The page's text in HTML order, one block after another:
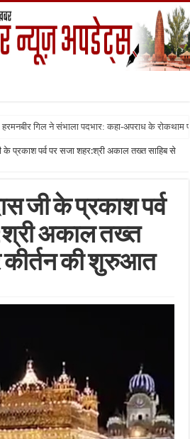
गिल ने संभाला पदभार: कहा-अपराध के रोकथाम
के प्रकाश पर्व पर सजा शहर:श्री अकाल तख्त साहिब से
जी के प्रकाश पर्व
अकाल तख्त
कीर्तन की शुरुआत